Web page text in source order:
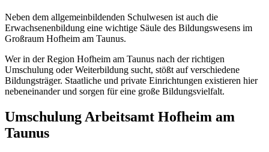
Neben dem allgemeinbildenden Schulwesen ist auch die
Erwachsenenbildung eine wichtige Säule des Bildungswesens im
Großraum Hofheim am Taunus.
Wer in der Region Hofheim am Taunus nach der richtigen
Umschulung oder Weiterbildung sucht, stößt auf verschiedene
Bildungsträger. Staatliche und private Einrichtungen existieren hier
nebeneinander und sorgen für eine große Bildungsvielfalt.
Umschulung Arbeitsamt Hofheim am
Taunus